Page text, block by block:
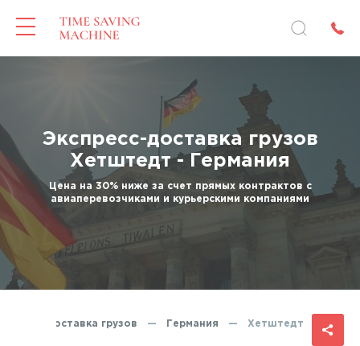
Экспресс-доставка грузов
Хетштедт - Германия
Цена на 30% ниже за счет прямых контрактов с
авиаперевозчиками и курьерскими компаниями
доставка грузов — Германия — Хетштедт